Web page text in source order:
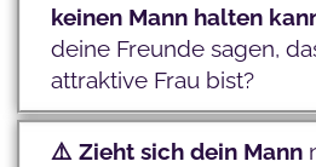
keinen Mann halten
deine Freunde sagen,
attraktive Frau bist?
⚠️ Zieht sich dein Mann